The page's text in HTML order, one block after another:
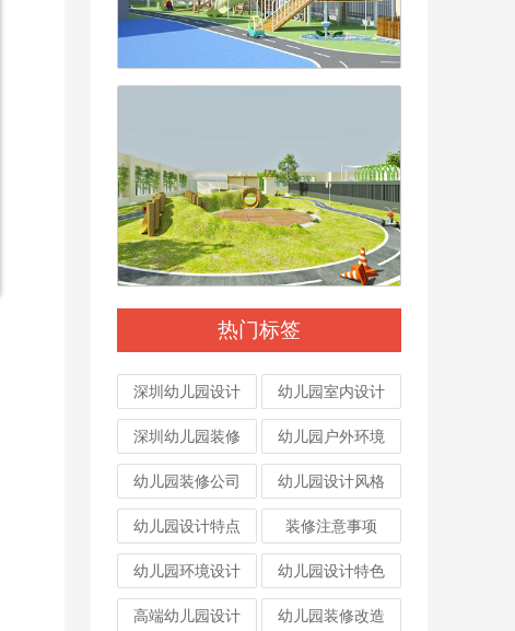
热门标签
深圳幼儿园设计 幼儿园室内设计
深圳幼儿园装修 幼儿园户外环境
幼儿园装修公司 幼儿园设计风格
幼儿园设计特点 装修注意事项
幼儿园环境设计 幼儿园设计特色
高端幼儿园设计 幼儿园装修改造